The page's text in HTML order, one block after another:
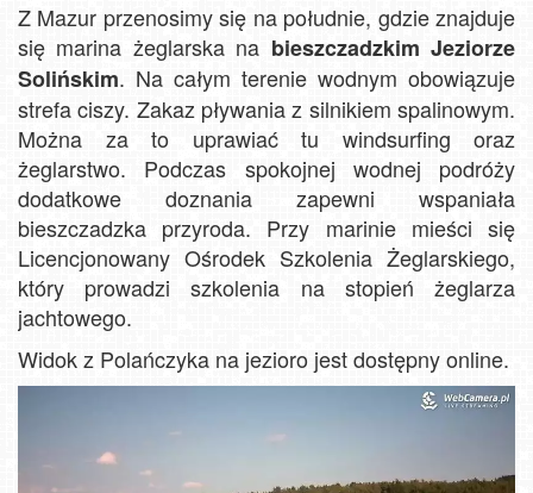
Z Mazur przenosimy się na południe, gdzie znajduje
się marina żeglarska na bieszczadzkim Jeziorze
Solińskim. Na całym terenie wodnym obowiązuje
strefa ciszy. Zakaz pływania z silnikiem spalinowym.
Można za to uprawiać tu windsurfing oraz
żeglarstwo. Podczas spokojnej wodnej podróży
dodatkowe doznania zapewni wspaniała
bieszczadzka przyroda. Przy marinie mieści się
Licencjonowany Ośrodek Szkolenia Żeglarskiego,
który prowadzi szkolenia na stopień żeglarza
jachtowego.
Widok z Polańczyka na jezioro jest dostępny online.